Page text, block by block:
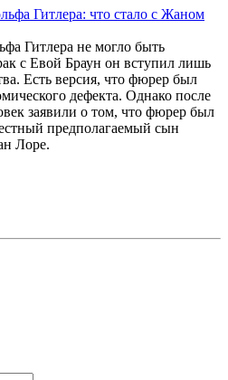
Гитлера: что стало с Жаном
Гитлера не могло быть
с Евой Браун он вступил лишь
Есть версия, что фюрер был
дефекта. Однако после
заявили о том, что фюрер был
предполагаемый сын
Лоре.